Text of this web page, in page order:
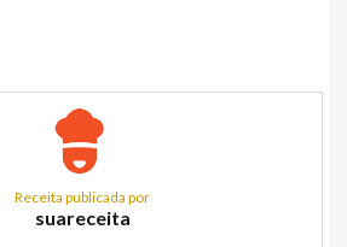
Receita publicada por
suareceita